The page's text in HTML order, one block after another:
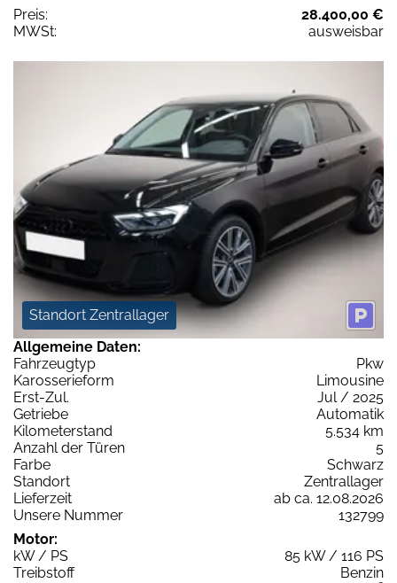
Preis:
28.400,00 €
MWSt:
ausweisbar
Standort Zentrallager
Allgemeine Daten:
Fahrzeugtyp
Pkw
Karosserieform
Limousine
Erst-Zul.
Jul / 2025
Getriebe
Automatik
Kilometerstand
5.534 km
Anzahl der Türen
5
Farbe
Schwarz
Standort
Zentrallager
Lieferzeit
ab ca. 12.08.2026
Unsere Nummer
132799
Motor:
kW / PS
85 kW / 116 PS
Treibstoff
Benzin